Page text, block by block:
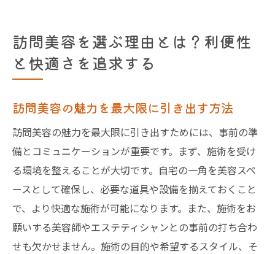
訪問美容サービスが提供する快適な時間
訪問美容を利用する際の注意点
訪問美容サービスの予約方法ガイド簡単ステッ
訪問美容の予約をスムーズに行うためのコ
ツ
オンライン予約の活用法と注意点
訪問美容予約のタイミングと準備
希望するスタイルを伝えるためのポイント
訪問美容予約後の確認事項
キャンセル時の対応方法
訪問美容を選ぶ理由とは？利便性
と快適さを追求する
訪問美容の魅力を最大限に引き出す方法
訪問美容の魅力を最大限に引き出すためには、事前の準
備とコミュニケーションが重要です。まず、施術を受け
る環境を整えることが大切です。自宅の一角を美容スペ
ースとして確保し、必要な道具や設備を揃えておくこと
で、より快適な施術が可能になります。また、施術をお
願いする美容師やエステティシャンとの事前の打ち合わ
せも欠かせません。施術の目的や希望するスタイル、そ